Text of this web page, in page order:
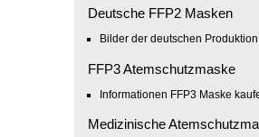
Deutsche FFP2 Masken
Bilder der deutschen Produktion
FFP3 Atemschutzmaske
Informationen FFP3 Maske
Medizinische